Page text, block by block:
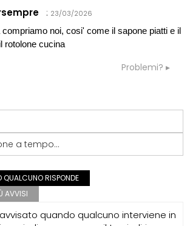
: 23/03/2026
compriamo noi, cosi' come il sapone piatti e il
rotolone cucina
Problemi?
a tempo...
RISPONDE
AVVISI
quando qualcuno interviene in